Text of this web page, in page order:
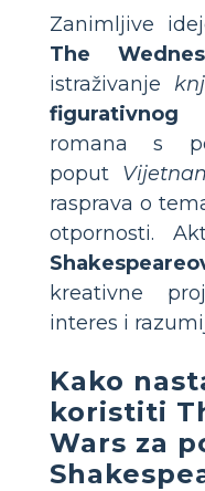
Zanimljive
The
istraživanje
figurativnog
romana s
poput
rasprava o
otpornosti.
kreativne
interes i
Kako
koristiti
Wars za